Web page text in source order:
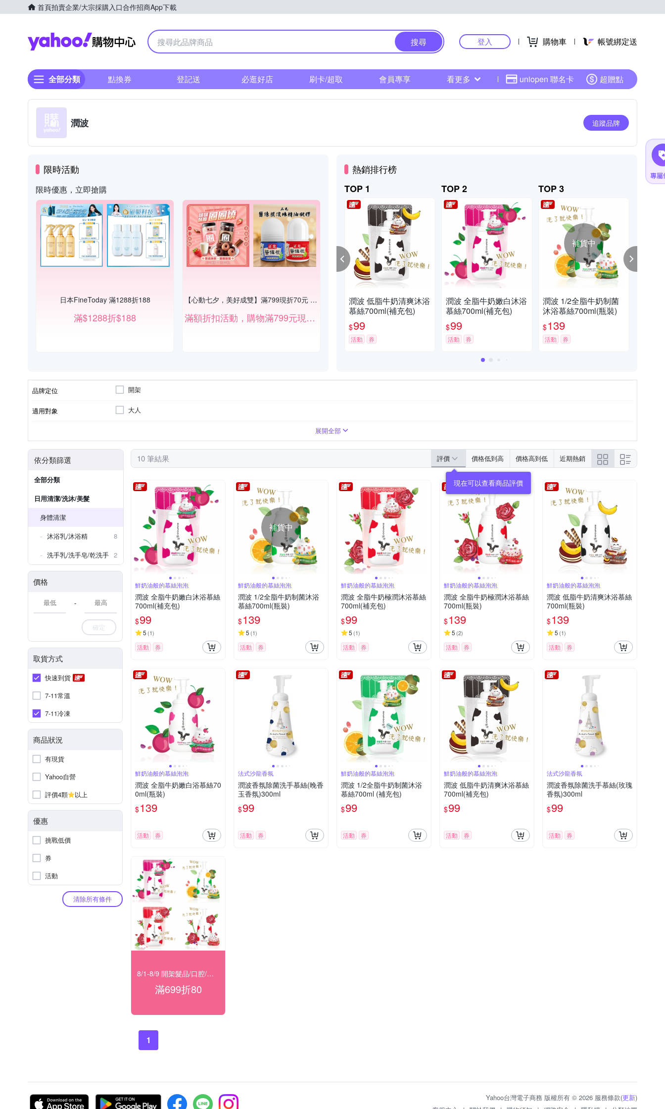
首頁拍賣企業/大宗採購入口合作招商App下載
Yahoo購物中心
搜尋 登入 購物車 帳號綁定送
全部分類 點換券 登記送 必逛好店 刷卡/超取 會員專享 看更多 uniopen 聯名卡 超贈點
潤波 追蹤品牌
限時活動
限時優惠，立即搶購
日本FineToday 滿1288折188
滿$1288折$188
【心動七夕，美好成雙】滿799現折70元 (不累計，部分特價品不列入折扣)
滿額折扣活動，購物滿799元現折70元。（部份商品除外）
熱銷排行榜
TOP 1
潤波 低脂牛奶清爽沐浴
慕絲700ml(補充包)
$99
活動 券
TOP 2
潤波 全脂牛奶嫩白沐浴
慕絲700ml(補充包)
$99
活動 券
TOP 3
補貨中
潤波 1/2全脂牛奶制菌
沐浴慕絲700ml(瓶裝)
$139
活動 券
品牌定位 開架
適用對象 大人
展開全部
依分類篩選
全部分類
日用清潔/洗沐/美髮
身體清潔
沐浴乳/沐浴精
8
洗手乳/洗手皂/乾洗手 2
價格
-
確定
取貨方式
快速到貨
7-11常溫
7-11冷凍
商品狀況
有現貨
Yahoo自營
評價4顆
以上
優惠
挑戰低價
券
活動
清除所有條件
10 筆結果 評價 價格低到高 價格高到低 近期熱銷
現在可以查看商品評價
鮮奶油般的慕絲泡泡
潤波 全脂牛奶嫩白沐浴慕絲
700ml(補充包)
$99
5 (1)
活動 券
補貨中
鮮奶油般的慕絲泡泡
潤波 1/2全脂牛奶制菌沐浴
慕絲700ml(瓶裝)
$139
5 (1)
活動 券
鮮奶油般的慕絲泡泡
潤波 全脂牛奶極潤沐浴慕絲
700ml(補充包)
$99
5 (1)
活動 券
鮮奶油般的慕絲泡泡
潤波 全脂牛奶極潤沐浴慕絲
700ml(瓶裝)
$139
5 (2)
活動 券
鮮奶油般的慕絲泡泡
潤波 低脂牛奶清爽沐浴慕絲
700ml(瓶裝)
$139
5 (1)
活動 券
鮮奶油般的慕絲泡泡
潤波 全脂牛奶嫩白浴慕絲70
0ml(瓶裝)
$139
活動 券
法式沙龍香氛
潤波香氛除菌洗手慕絲(晚香
玉香氛)300ml
$99
活動 券
鮮奶油般的慕絲泡泡
潤波 1/2全脂牛奶制菌沐浴
慕絲700ml (補充包)
$99
活動 券
鮮奶油般的慕絲泡泡
潤波 低脂牛奶清爽沐浴慕絲
700ml(補充包)
$99
活動 券
法式沙龍香氛
潤波香氛除菌洗手慕絲(玫瑰
香氛)300ml
$99
活動 券
8/1-8/9 開架髮品/口腔/洗沐★滿699折80
滿699折80
1
Yahoo台灣電子商務 版權所有 © 2026 服務條款(更新)